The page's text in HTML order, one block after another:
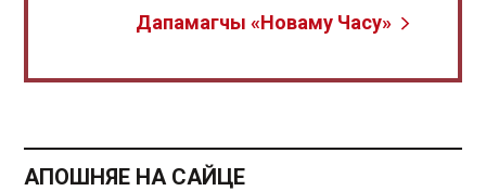
Дапамагчы «Новаму Часу»
АПОШНЯЕ НА САЙЦЕ